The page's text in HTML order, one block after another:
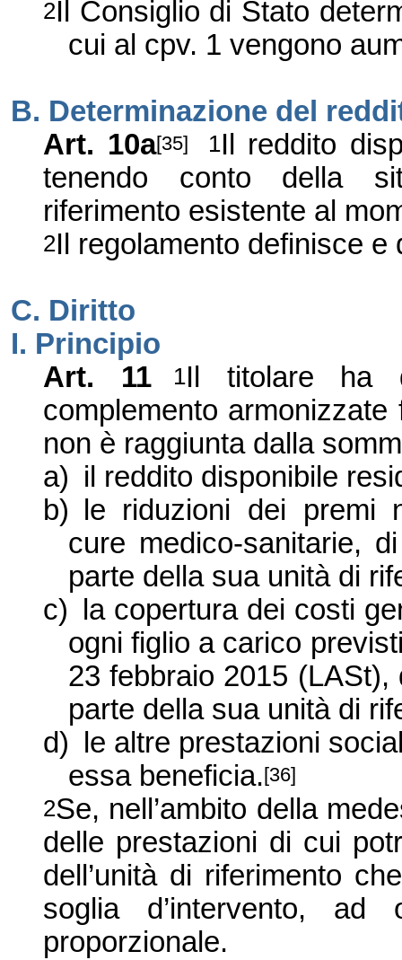
2Il Consiglio di Stato
cui al cpv. 1 vengono
B. Determinazione del
Art. 10a[35] 1Il reddito
tenendo conto della
riferimento esistente al
2Il regolamento definisce
C. Diritto
I. Principio
Art. 11
1Il titolare ha
complemento
non è raggiunta dalla
a) il reddito disponibile
b)
le riduzioni dei premi
cure medico-sanitarie,
parte della sua unità di
c)
la copertura dei costi
ogni figlio a carico
23 febbraio 2015
parte della sua unità di
d)
le altre prestazioni
essa beneficia.[36]
2Se, nell’ambito della
delle prestazioni di cui
dell’unità di riferimento
soglia d’intervento,
proporzionale.